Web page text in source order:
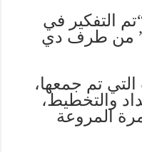
التفكير في
من طرف دي
تم جمعها،
والتخطيط،
المروعة